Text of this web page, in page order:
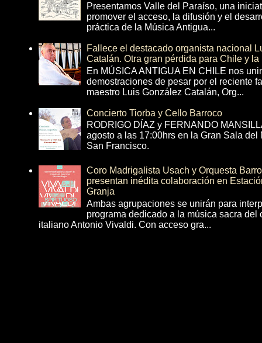
Presentamos Valle del Paraíso, una
promover el acceso, la difusión y el
práctica de la Música Antigua...
Fallece el destacado organista nacional
Catalán. Otra gran pérdida para Chile y la
En MÚSICA ANTIGUA EN CHILE nos
demostraciones de pesar por el reciente
maestro Luis González Catalán, Org...
Concierto Tiorba y Cello Barroco
RODRIGO DÍAZ y FERNANDO
agosto a las 17:00hrs en la Gran Sala
San Francisco.
Coro Madrigalista Usach y Orquesta
presentan inédita colaboración en
Granja
Ambas agrupaciones se unirán para
programa dedicado a la música sacra del
italiano Antonio Vivaldi. Con acceso gra...